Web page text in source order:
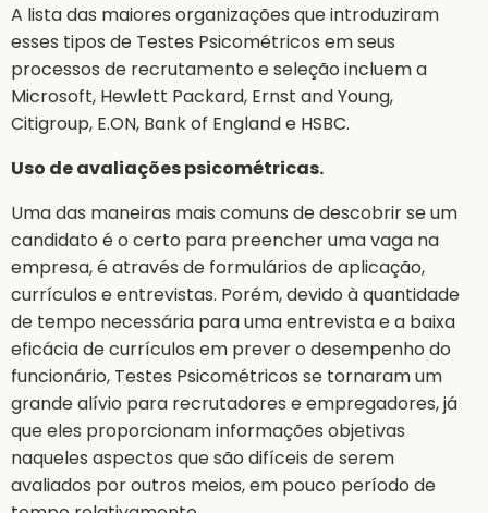
A lista das maiores organizações que introduziram
esses tipos de Testes Psicométricos em seus
processos de recrutamento e seleção incluem a
Microsoft, Hewlett Packard, Ernst and Young,
Citigroup, E.ON, Bank of England e HSBC.
Uso de avaliações psicométricas.
Uma das maneiras mais comuns de descobrir se um
candidato é o certo para preencher uma vaga na
empresa, é através de formulários de aplicação,
currículos e entrevistas. Porém, devido à quantidade
de tempo necessária para uma entrevista e a baixa
eficácia de currículos em prever o desempenho do
funcionário, Testes Psicométricos se tornaram um
grande alívio para recrutadores e empregadores, já
que eles proporcionam informações objetivas
naqueles aspectos que são difíceis de serem
avaliados por outros meios, em pouco período de